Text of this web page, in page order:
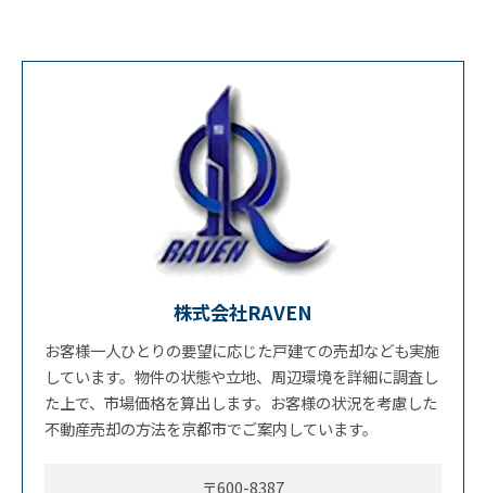
株式会社RAVEN
お客様一人ひとりの要望に応じた戸建ての売却なども実施
しています。物件の状態や立地、周辺環境を詳細に調査し
た上で、市場価格を算出します。お客様の状況を考慮した
不動産売却の方法を京都市でご案内しています。
〒600-8387